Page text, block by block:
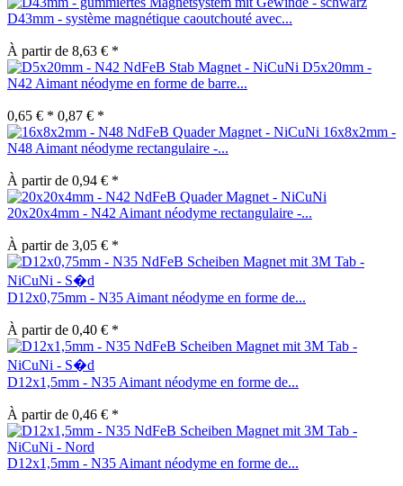
D43mm - système magnétique caoutchouté avec...
À partir de 8,63 € *
D5x20mm -
N42 Aimant néodyme en forme de barre...
0,65 € * 0,87 € *
16x8x2mm -
N48 Aimant néodyme rectangulaire -...
À partir de 0,94 € *
20x20x4mm - N42 Aimant néodyme rectangulaire -...
À partir de 3,05 € *
D12x0,75mm - N35 Aimant néodyme en forme de...
À partir de 0,40 € *
D12x1,5mm - N35 Aimant néodyme en forme de...
À partir de 0,46 € *
D12x1,5mm - N35 Aimant néodyme en forme de...